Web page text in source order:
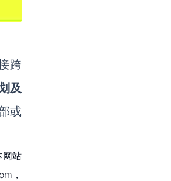
跨
及
或
网站
，